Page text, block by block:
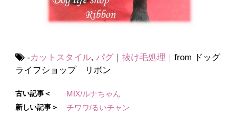
-カットスタイル, パグ 抜け毛処理 ｜from ドッグ
ライフショップ リボン
古い記事＜ MIX/ルナちゃん
新しい記事＞ チワワ/るいチャン